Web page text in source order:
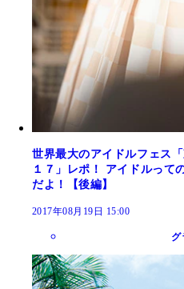
世界最大のアイドルフェス
１７」レポ！ アイドルって
だよ！【後編】
2017年08月19日 15:00
グ